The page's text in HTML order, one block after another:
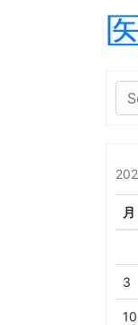
月
3
10